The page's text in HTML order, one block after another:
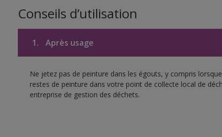
Conseils d’utilisation
1. Après usage
Ne jetez pas de peinture dans les égouts, y compris
restes de peinture dans votre point de collecte local de
entreprise de gestion des déchets.